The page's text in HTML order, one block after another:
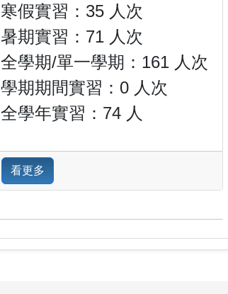
寒假實習：35 人次
暑期實習：71 人次
全學期/單一學期：161 人次
學期期間實習：0 人次
全學年實習：74 人
看更多